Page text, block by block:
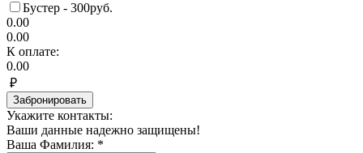
Бустер - 300руб.
0.00
0.00
К оплате:
0.00
₽
Забронировать
Укажите контакты:
Ваши данные надежно защищены!
Ваша Фамилия: *